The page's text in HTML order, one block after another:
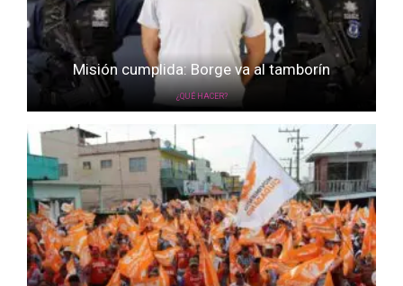
Misión cumplida: Borge va al tamborín
¿QUÉ HACER?